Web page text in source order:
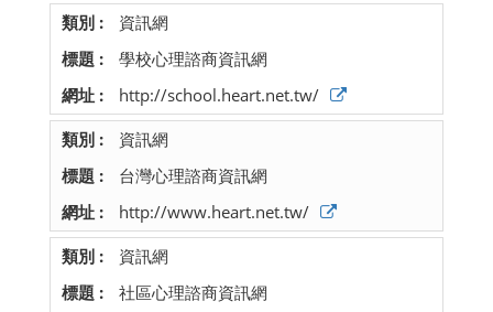
資訊網
學校心理諮商資訊網
http://school.heart.net.tw/
資訊網
台灣心理諮商資訊網
http://www.heart.net.tw/
資訊網
社區心理諮商資訊網